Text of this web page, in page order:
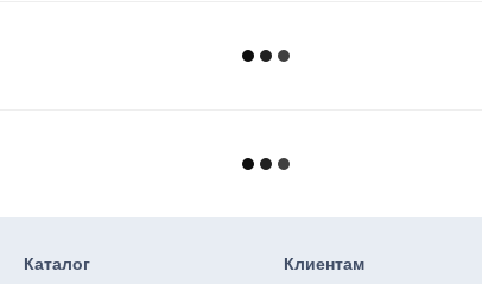
Каталог Клиентам